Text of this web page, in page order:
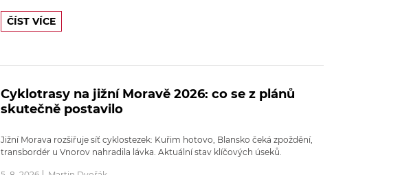
ČÍST VÍCE
Cyklotrasy na jižní Moravě 2026: co se z plánů
skutečně postavilo
Jižní Morava rozšiřuje síť cyklostezek: Kuřim hotovo, Blansko čeká zpoždění,
transbordér u Vnorov nahradila lávka. Aktuální stav klíčových úseků.